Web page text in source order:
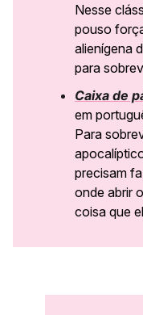
Nesse
pouso
alienígena
para
Caixa de
em
Para
precisam
onde abrir
coisa que